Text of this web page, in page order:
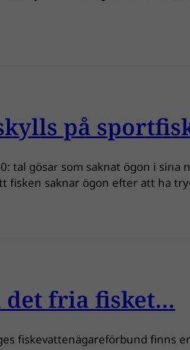
på
tal gösar som saknat ögon i sina
fisken saknar ögon efter att ha
det fria fisket…
fiskevattenägareförbund finns